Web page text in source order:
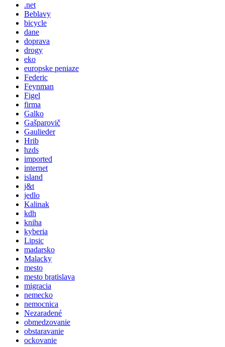
.net
Beblavy
bicycle
dane
doprava
drogy
eko
europske peniaze
Federic
Feynman
Figel
firma
Galko
Gašparovič
Gaulieder
Hrib
hzds
imported
internet
island
j&t
jedlo
Kalinak
kdh
kniha
kyberia
Lipsic
madarsko
Malacky
mesto
mesto bratislava
migracia
nemecko
nemocnica
Nezaradené
obmedzovanie
obstaravanie
ockovanie